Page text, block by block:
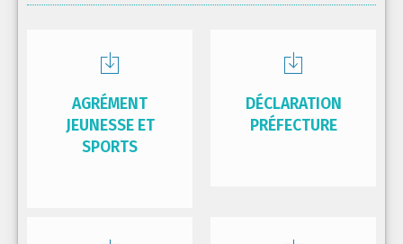
AGRÉMENT
JEUNESSE ET
SPORTS
DÉCLARATION
PRÉFECTURE